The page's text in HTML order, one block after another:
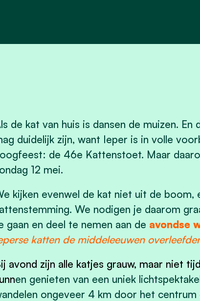
de kat van huis is dansen de muizen.
duidelijk zijn, want Ieper is in volle
de 46e Kattenstoet. Maar
12 mei.
kijken evenwel de kat niet uit de boom,
We nodigen je daarom
gaan en deel te nemen aan de avondse
katten de middeleeuwen
avond zijn alle katjes grauw, maar niet
en genieten van een uniek
ongeveer 4 km door het